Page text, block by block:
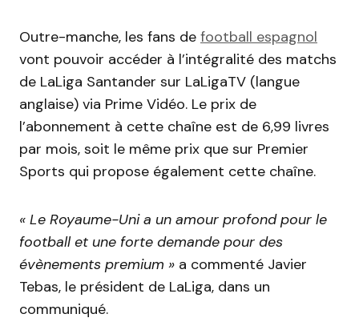
Outre-manche, les fans de football espagnol
vont pouvoir accéder à l’intégralité des matchs
de LaLiga Santander sur LaLigaTV (langue
anglaise) via Prime Vidéo. Le prix de
l’abonnement à cette chaîne est de 6,99 livres
par mois, soit le même prix que sur Premier
Sports qui propose également cette chaîne.
« Le Royaume-Uni a un amour profond pour le
football et une forte demande pour des
évènements premium » a commenté Javier
Tebas, le président de LaLiga, dans un
communiqué.